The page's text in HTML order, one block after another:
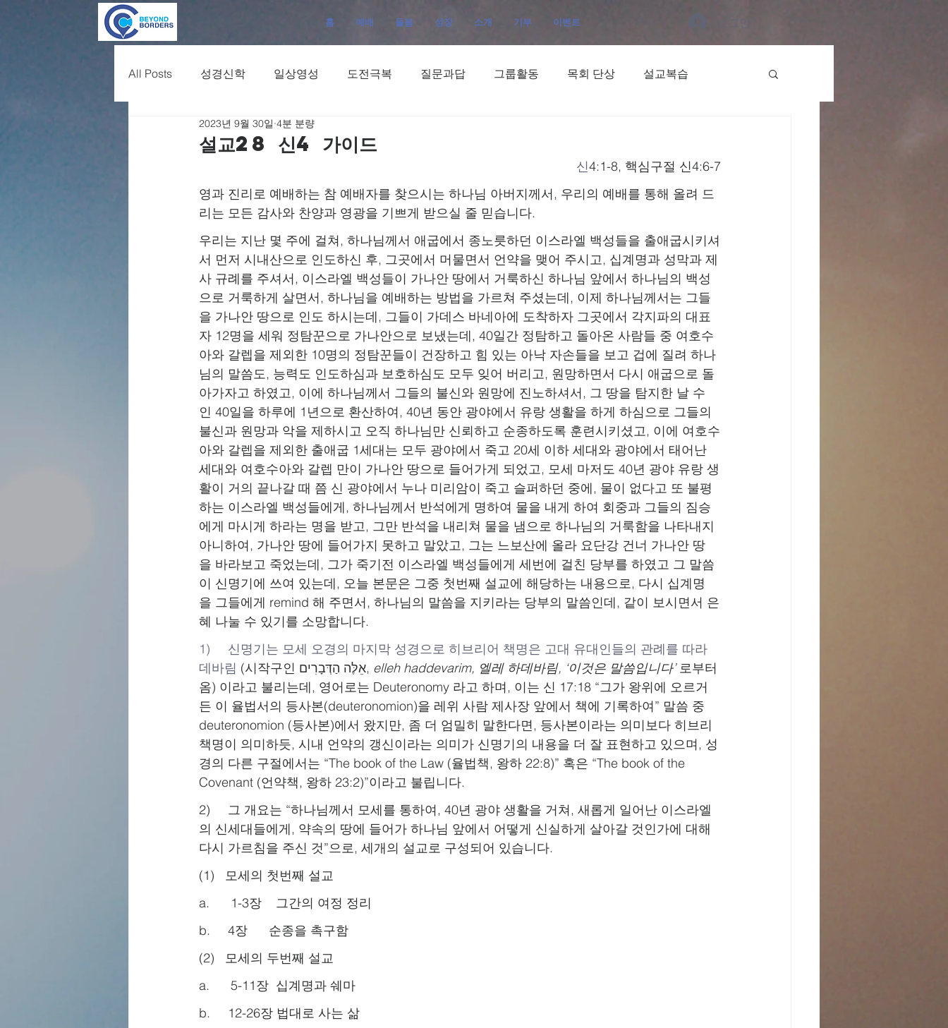
홈 예배 돌봄 성장 소개 기부 이벤트 로그인
All Posts 성경신학 일상영성 도전극복 질문과답 그룹활동 목회 단상 설교복습
설교28 신4 가이드
2023년 9월 30일 4분 분량
신4:1-8, 핵심구절 신4:6-7
영과 진리로 예배하는 참 예배자를 찾으시는 하나님 아버지께서, 우리의 예배를 통해 올려 드
리는 모든 감사와 찬양과 영광을 기쁘게 받으실 줄 믿습니다.
우리는 지난 몇 주에 걸쳐, 하나님께서 애굽에서 종노릇하던 이스라엘 백성들을 출애굽시키셔
서 먼저 시내산으로 인도하신 후, 그곳에서 머물면서 언약을 맺어 주시고, 십계명과 성막과 제
사 규례를 주셔서, 이스라엘 백성들이 가나안 땅에서 거룩하신 하나님 앞에서 하나님의 백성
으로 거룩하게 살면서, 하나님을 예배하는 방법을 가르쳐 주셨는데, 이제 하나님께서는 그들
을 가나안 땅으로 인도 하시는데, 그들이 가데스 바네아에 도착하자 그곳에서 각지파의 대표
자 12명을 세워 정탐꾼으로 가나안으로 보냈는데, 40일간 정탐하고 돌아온 사람들 중 여호수
아와 갈렙을 제외한 10명의 정탐꾼들이 건장하고 힘 있는 아낙 자손들을 보고 겁에 질려 하나
님의 말씀도, 능력도 인도하심과 보호하심도 모두 잊어 버리고, 원망하면서 다시 애굽으로 돌
아가자고 하였고, 이에 하나님께서 그들의 불신와 원망에 진노하셔서, 그 땅을 탐지한 날 수
인 40일을 하루에 1년으로 환산하여, 40년 동안 광야에서 유랑 생활을 하게 하심으로 그들의
불신과 원망과 악을 제하시고 오직 하나님만 신뢰하고 순종하도록 훈련시키셨고, 이에 여호수
아와 갈렙을 제외한 출애굽 1세대는 모두 광야에서 죽고 20세 이하 세대와 광야에서 태어난
세대와 여호수아와 갈렙 만이 가나안 땅으로 들어가게 되었고, 모세 마저도 40년 광야 유랑 생
활이 거의 끝나갈 때 쯤 신 광야에서 누나 미리암이 죽고 슬퍼하던 중에, 물이 없다고 또 불평
하는 이스라엘 백성들에게, 하나님께서 반석에게 명하여 물을 내게 하여 회중과 그들의 짐승
에게 마시게 하라는 명을 받고, 그만 반석을 내리쳐 물을 냄으로 하나님의 거룩함을 나타내지
아니하여, 가나안 땅에 들어가지 못하고 말았고, 그는 느보산에 올라 요단강 건너 가나안 땅
을 바라보고 죽었는데, 그가 죽기전 이스라엘 백성들에게 세번에 걸친 당부를 하였고 그 말씀
이 신명기에 쓰여 있는데, 오늘 본문은 그중 첫번째 설교에 해당하는 내용으로, 다시 십계명
을 그들에게 remind 해 주면서, 하나님의 말씀을 지키라는 당부의 말씀인데, 같이 보시면서 은
혜 나눌 수 있기를 소망합니다.
1)     신명기는 모세 오경의 마지막 성경으로 히브리어 책명은 고대 유대인들의 관례를 따라
데바림 (시작구인 אֵלֶּה הַדְּבָרִים, elleh haddevarim, 엘레 하데바림, ‘이것은 말씀입니다’ 로부터
옴) 이라고 불리는데, 영어로는 Deuteronomy 라고 하며, 이는 신 17:18 “그가 왕위에 오르거
든 이 율법서의 등사본(deuteronomion)을 레위 사람 제사장 앞에서 책에 기록하여” 말씀 중
deuteronomion (등사본)에서 왔지만, 좀 더 엄밀히 말한다면, 등사본이라는 의미보다 히브리
책명이 의미하듯, 시내 언약의 갱신이라는 의미가 신명기의 내용을 더 잘 표현하고 있으며, 성
경의 다른 구절에서는 “The book of the Law (율법책, 왕하 22:8)” 혹은 “The book of the
Covenant (언약책, 왕하 23:2)”이라고 불립니다.
2)     그 개요는 “하나님께서 모세를 통하여, 40년 광야 생활을 거쳐, 새롭게 일어난 이스라엘
의 신세대들에게, 약속의 땅에 들어가 하나님 앞에서 어떻게 신실하게 살아갈 것인가에 대해
다시 가르침을 주신 것”으로, 세개의 설교로 구성되어 있습니다.
(1)   모세의 첫번째 설교
a.      1-3장    그간의 여정 정리
b.     4장      순종을 촉구함
(2)   모세의 두번째 설교
a.      5-11장  십계명과 쉐마
b.     12-26장 법대로 사는 삶